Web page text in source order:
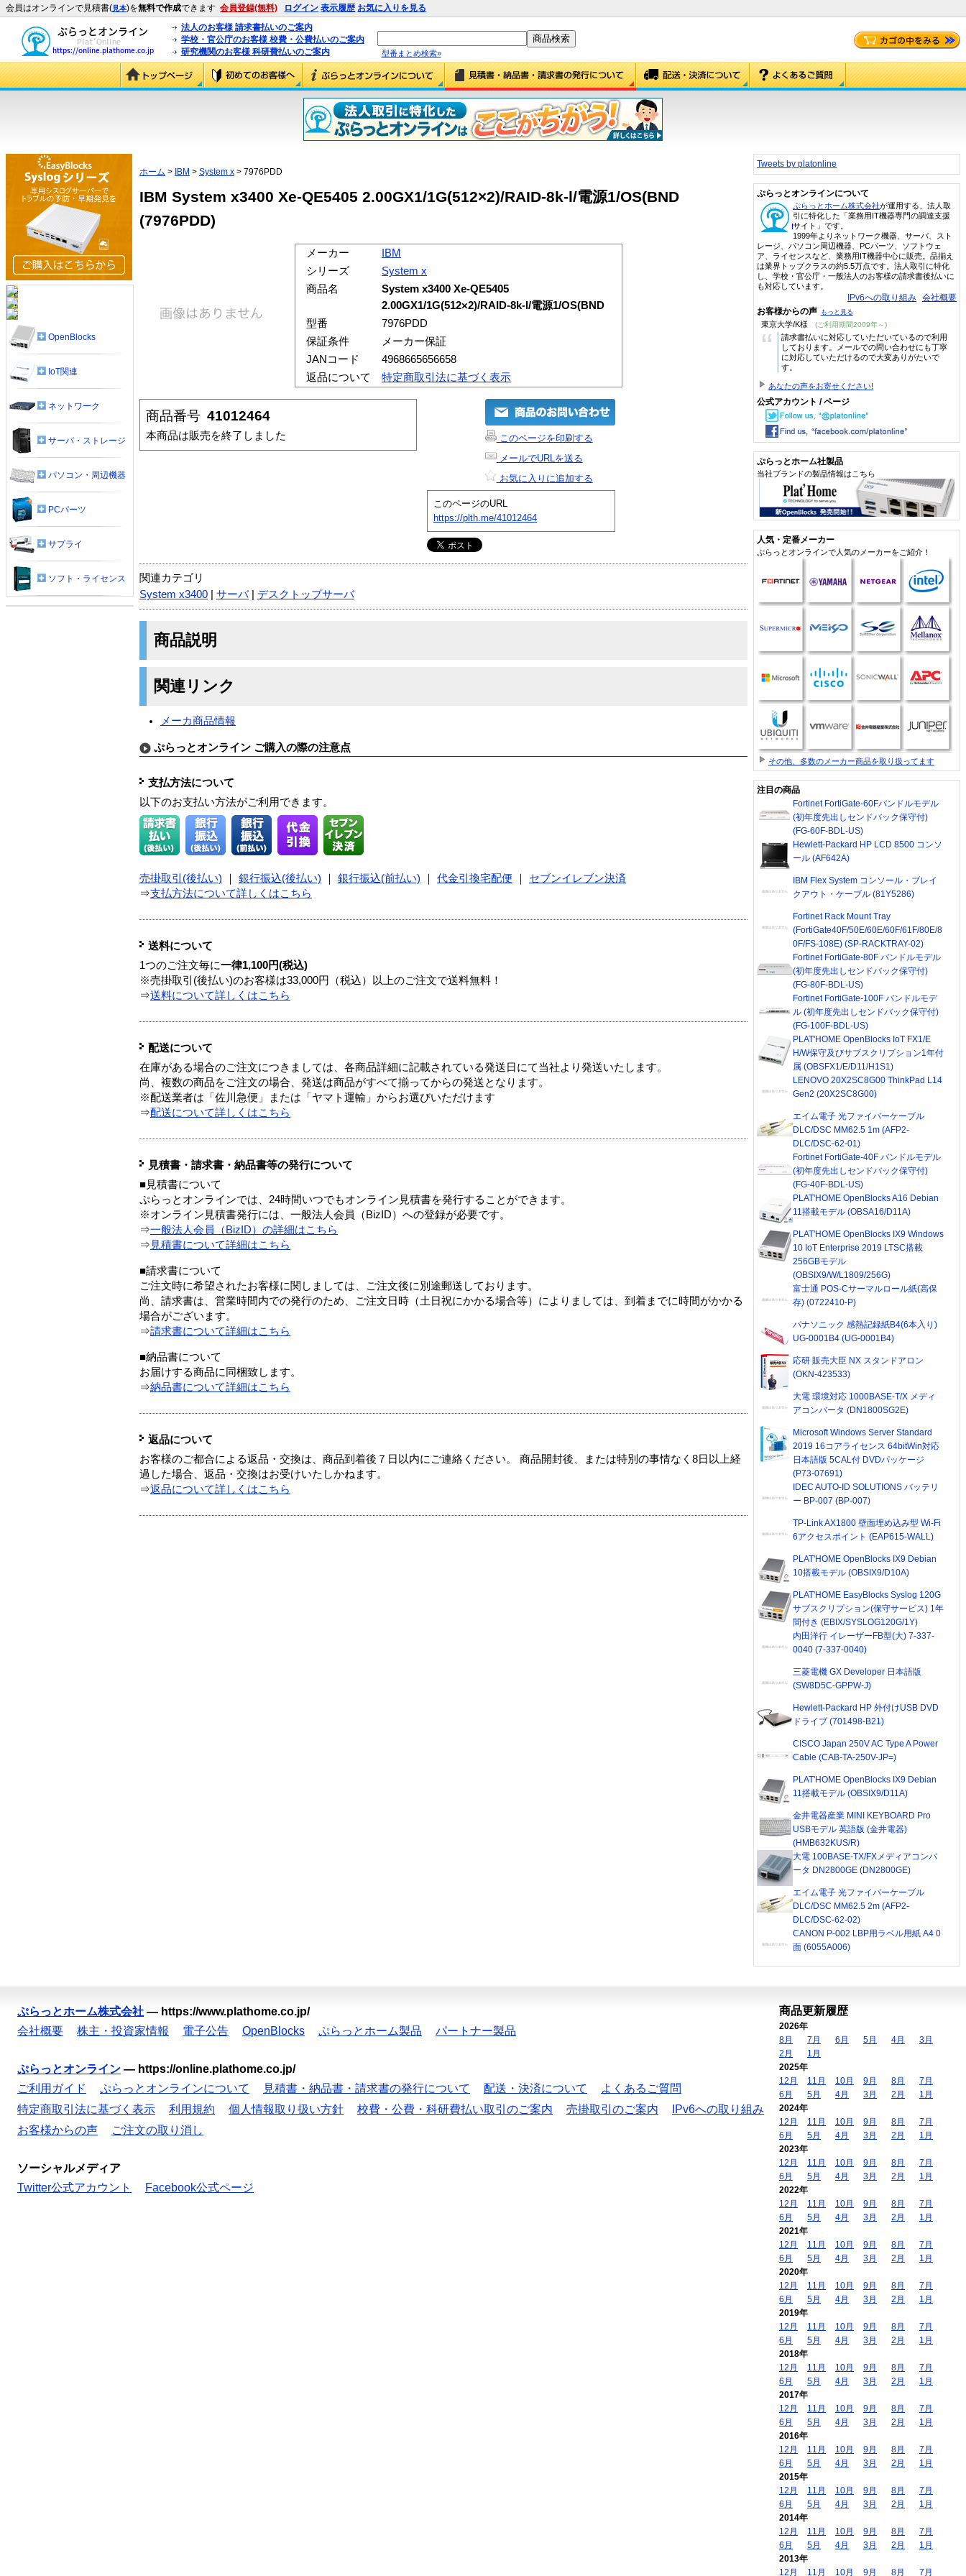
会員はオンラインで見積書(見本)を無料で作成できます 会員登録(無料) ログイン 表示履歴 お気に入りを見る
法人のお客様 請求書払いのご案内
学校・官公庁のお客様 校費・公費払いのご案内
研究機関のお客様 科研費払いのご案内
型番まとめ検索»
ホーム > IBM > System x > 7976PDD
IBM System x3400 Xe-QE5405 2.00GX1/1G(512×2)/RAID-8k-l/電源1/OS(BND
(7976PDD)
メーカー
IBM
シリーズ
System x
商品名
System x3400 Xe-QE5405
2.00GX1/1G(512×2)/RAID-8k-l/電源1/OS(BND
型番
7976PDD
保証条件
メーカー保証
JANコード
4968665656658
返品について
特定商取引法に基づく表示
商品番号 41012464
本商品は販売を終了しました
このページを印刷する
メールでURLを送る
お気に入りに追加する
このページのURL
https://plth.me/41012464
関連カテゴリ
System x3400
サーバ| デスクトップサーバ
商品説明
関連リンク
メーカ商品情報
ぷらっとオンライン ご購入の際の注意点
支払方法について
以下のお支払い方法がご利用できます。
売掛取引(後払い) 銀行振込(後払い) 銀行振込(前払い) 代金引換宅配便
セブンイレブン決済
⇒支払方法について詳しくはこちら
送料について
1つのご注文毎に一律1,100円(税込)
※売掛取引(後払い)のお客様は33,000円（税込）以上のご注文で送料無料！
⇒送料について詳しくはこちら
配送について
在庫がある場合のご注文につきましては、各商品詳細に記載されている発送日にて当社より発送いたします。
尚、複数の商品をご注文の場合、発送は商品がすべて揃ってからの発送となります。
※配送業者は「佐川急便」または「ヤマト運輸」からお選びいただけます
⇒配送について詳しくはこちら
見積書・請求書・納品書等の発行について
■見積書について
ぷらっとオンラインでは、24時間いつでもオンライン見積書を発行することができます。
※オンライン見積書発行には、一般法人会員（BizID）への登録が必要です。
⇒一般法人会員（BizID）の詳細はこちら
⇒ 見積書について詳細はこちら
■請求書について
ご注文時に希望されたお客様に関しましては、ご注文後に別途郵送しております。
尚、請求書は、営業時間内での発行のため、ご注文日時（土日祝にかかる場合等）によりましては、到着までに時間がかかる
場合がございます。
⇒請求書について詳細はこちら
■納品書について
お届けする商品に同梱致します。
⇒納品書について詳細はこちら
返品について
お客様のご都合による返品・交換は、商品到着後７日以内にご連絡ください。 商品開封後、または特別の事情なく8日以上経
過した場合、返品・交換はお受けいたしかねます。
⇒返品について詳しくはこちら
OpenBlocks
IoT関連
ネットワーク
サーバ・ストレージ
パソコン・周辺機器
PCパーツ
サプライ
ソフト・ライセンス
Tweets by platonline
ぷらっとオンラインについて
ぷらっとホーム株式会社が運用する、法人取
引に特化した「業務用IT機器専門の調達支援
サイト」です。
1999年よりネットワーク機器、サーバ、スト
レージ、パソコン周辺機器、PCパーツ、ソフトウェ
ア、ライセンスなど、業務用IT機器中心に販売。品揃え
は業界トップクラスの約5.5万点です。法人取引に特化
し、学校・官公庁・一般法人のお客様の請求書後払いに
も対応しています。
IPv6への取り組み 会社概要
お客様からの声 もっと見る
東京大学/K様 (ご利用期間2009年～)
“
請求書払いに対応していただいているので利用
しております。メールでの問い合わせにも丁寧
に対応していただけるので大変ありがたいで
す。
あなたの声をお寄せください!
公式アカウント / ページ
ぷらっとホーム社製品
当社ブランドの製品情報はこちら
人気・定番メーカー
ぷらっとオンラインで人気のメーカーをご紹介！
その他、多数のメーカー商品を取り扱ってます
注目の商品
Fortinet FortiGate-60Fバンドルモデル
(初年度先出しセンドバック保守付)
(FG-60F-BDL-US)
Hewlett-Packard HP LCD 8500 コンソ
ール (AF642A)
IBM Flex System コンソール・ブレイ
クアウト・ケーブル (81Y5286)
Fortinet Rack Mount Tray
(FortiGate40F/50E/60E/60F/61F/80E/8
0F/FS-108E) (SP-RACKTRAY-02)
Fortinet FortiGate-80F バンドルモデル
(初年度先出しセンドバック保守付)
(FG-80F-BDL-US)
Fortinet FortiGate-100F バンドルモデ
ル (初年度先出しセンドバック保守付)
(FG-100F-BDL-US)
PLAT'HOME OpenBlocks IoT FX1/E
H/W保守及びサブスクリプション1年付
属 (OBSFX1/E/D11/H1S1)
LENOVO 20X2SC8G00 ThinkPad L14
Gen2 (20X2SC8G00)
エイム電子 光ファイバーケーブル
DLC/DSC MM62.5 1m (AFP2-
DLC/DSC-62-01)
Fortinet FortiGate-40F バンドルモデル
(初年度先出しセンドバック保守付)
(FG-40F-BDL-US)
PLAT'HOME OpenBlocks A16 Debian
11搭載モデル (OBSA16/D11A)
PLAT'HOME OpenBlocks IX9 Windows
10 IoT Enterprise 2019 LTSC搭載
256GBモデル
(OBSIX9/W/L1809/256G)
富士通 POS-Cサーマルロール紙(高保
存) (0722410-P)
パナソニック 感熱記録紙B4(6本入り)
UG-0001B4 (UG-0001B4)
応研 販売大臣 NX スタンドアロン
(OKN-423533)
大電 環境対応 1000BASE-T/X メディ
アコンバータ (DN1800SG2E)
Microsoft Windows Server Standard
2019 16コアライセンス 64bitWin対応
日本語版 5CAL付 DVDパッケージ
(P73-07691)
IDEC AUTO-ID SOLUTIONS バッテリ
ー BP-007 (BP-007)
TP-Link AX1800 壁面埋め込み型 Wi-Fi
6アクセスポイント (EAP615-WALL)
PLAT'HOME OpenBlocks IX9 Debian
10搭載モデル (OBSIX9/D10A)
PLAT'HOME EasyBlocks Syslog 120G
サブスクリプション(保守サービス) 1年
間付き (EBIX/SYSLOG120G/1Y)
内田洋行 イレーザーFB型(大) 7-337-
0040 (7-337-0040)
三菱電機 GX Developer 日本語版
(SW8D5C-GPPW-J)
Hewlett-Packard HP 外付けUSB DVD
ドライブ (701498-B21)
CISCO Japan 250V AC Type A Power
Cable (CAB-TA-250V-JP=)
PLAT'HOME OpenBlocks IX9 Debian
11搭載モデル (OBSIX9/D11A)
金井電器産業 MINI KEYBOARD Pro
USBモデル 英語版 (金井電器)
(HMB632KUS/R)
大電 100BASE-TX/FXメディアコンバ
ータ DN2800GE (DN2800GE)
エイム電子 光ファイバーケーブル
DLC/DSC MM62.5 2m (AFP2-
DLC/DSC-62-02)
CANON P-002 LBP用ラベル用紙 A4 0
面 (6055A006)
ぷらっとホーム株式会社 — https://www.plathome.co.jp/
会社概要
株主・投資家情報 電子公告 OpenBlocks ぷらっとホーム製品 パートナー製品
ぷらっとオンライン — https://online.plathome.co.jp/
ご利用ガイド
ぷらっとオンラインについて 見積書・納品書・請求書の発行について 配送・決済について
よくあるご質問
特定商取引法に基づく表示
利用規約 個人情報取り扱い方針 校費・公費・科研費払い取引のご案内 売掛取引のご案内
IPv6への取り組み
お客様からの声
ご注文の取り消し
ソーシャルメディア
Twitter公式アカウント
Facebook公式ページ
商品更新履歴
2026年
8月
7月 6月 5月 4月
3月
2月
1月
2025年
12月
11月 10月 9月 8月
7月
6月
5月 4月 3月 2月
1月
2024年
12月
11月 10月 9月 8月
7月
6月
5月 4月 3月 2月
1月
2023年
12月
11月 10月 9月 8月
7月
6月
5月 4月 3月 2月
1月
2022年
12月
11月 10月 9月 8月
7月
6月
5月 4月 3月 2月
1月
2021年
12月
11月 10月 9月 8月
7月
6月
5月 4月 3月 2月
1月
2020年
12月
11月 10月 9月 8月
7月
6月
5月 4月 3月 2月
1月
2019年
12月
11月 10月 9月 8月
7月
6月
5月 4月 3月 2月
1月
2018年
12月
11月 10月 9月 8月
7月
6月
5月 4月 3月 2月
1月
2017年
12月
11月 10月 9月 8月
7月
6月
5月 4月 3月 2月
1月
2016年
12月
11月 10月 9月 8月
7月
6月
5月 4月 3月 2月
1月
2015年
12月
11月 10月 9月 8月
7月
6月
5月 4月 3月 2月
1月
2014年
12月
11月 10月 9月 8月
7月
6月
5月 4月 3月 2月
1月
2013年
12月
11月 10月 9月 8月 7月